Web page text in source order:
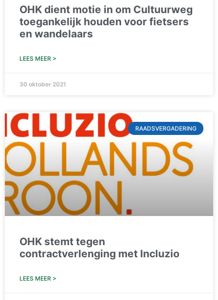
OHK dient motie in om Cultuurweg
toegankelijk houden voor fietsers
en wandelaars
LEES MEER >
30 oktober 2021
RAADSVERGADERING
OHK stemt tegen
contractverlenging met Incluzio
LEES MEER >